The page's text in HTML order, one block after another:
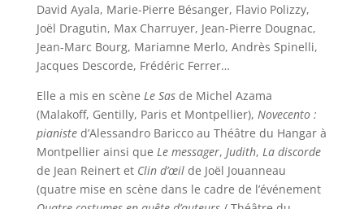
David Ayala, Marie-Pierre Bésanger, Flavio Polizzy,
Joël Dragutin, Max Charruyer, Jean-Pierre Dougnac,
Jean-Marc Bourg, Mariamne Merlo, Andrès Spinelli,
Jacques Descorde, Frédéric Ferrer…
Elle a mis en scène Le Sasde Michel Azama
(Malakoff, Gentilly, Paris et Montpellier), Novecento :
pianisted’Alessandro Baricco au Théâtre du Hangar à
Montpellier ainsi que Le messager, Judith, La discorde
de Jean Reinert et Clin d’œilde Joël Jouanneau
(quatre mise en scène dans le cadre de l’événement